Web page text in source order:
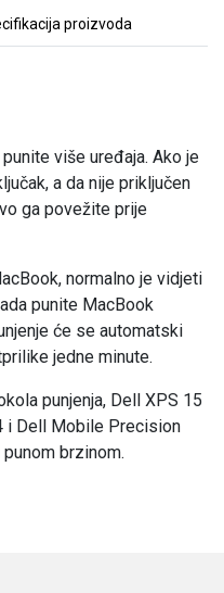
proizvoda
više uređaja. Ako je
a da nije priključen
ga povežite prije
normalno je vidjeti
punite MacBook
će se automatski
jedne minute.
punjenja, Dell XPS 15
i Dell Mobile Precision
brzinom.